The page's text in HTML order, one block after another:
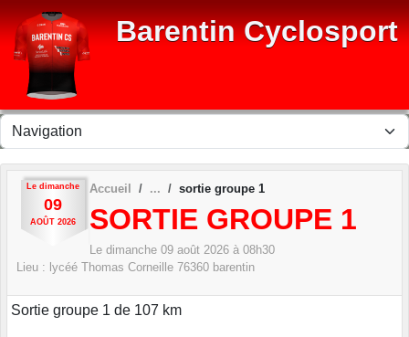
Barentin Cyclosport
Le dimanche
09
AOÛT 2026
Accueil sortie groupe 1
SORTIE GROUPE 1
Le dimanche 09 août 2026 à 08h30
Lieu : lycéé Thomas Corneille 76360 barentin
Sortie groupe 1 de 107 km
Panneau de gestion des cookies